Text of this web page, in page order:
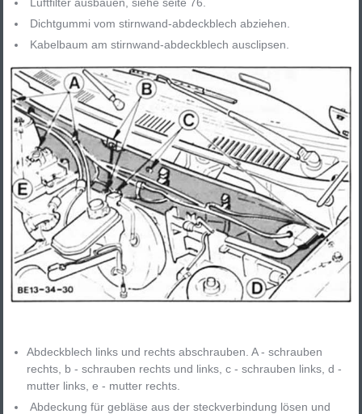
Dichtgummi vom stirnwand-abdeckblech abziehen.
Kabelbaum am stirnwand-abdeckblech ausclipsen.
Abdeckblech links und rechts abschrauben. A - schrauben
rechts, b - schrauben rechts und links, c - schrauben links, d -
mutter links, e - mutter rechts.
Abdeckung für gebläse aus der steckverbindung lösen und